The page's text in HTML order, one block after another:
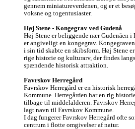
gennem miniatureverdenen, og er et
voksne og togentusiaster.
Høj Stene - Kongegrav ved Gudenå
Høj Stene er beliggende nær Gudenåen i
er angiveligt en kongegrav.
i sin tid skabte en skibsform. Høj Stene
rige historie og kulturarv, der findes
spændende historisk attraktion.
Favrskov Herregård
Favrskov Herregård er en historisk
Kommune. Herregården har en rig
tilbage til middelalderen. Favrskov
lagt navn til Favrskov Kommune.
I dag fungerer Favrskov Herregård ofte
centrum i flotte omgivelser af natur.